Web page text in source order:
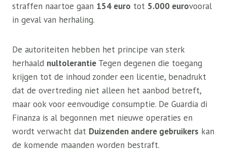
straffen naartoe gaan 154 euro tot 5.000 eurovooral
in geval van herhaling.
De autoriteiten hebben het principe van sterk
herhaald nultolerantie Tegen degenen die toegang
krijgen tot de inhoud zonder een licentie, benadrukt
dat de overtreding niet alleen het aanbod betreft,
maar ook voor eenvoudige consumptie. De Guardia di
Finanza is al begonnen met nieuwe operaties en
wordt verwacht dat Duizenden andere gebruikers kan
de komende maanden worden bestraft.